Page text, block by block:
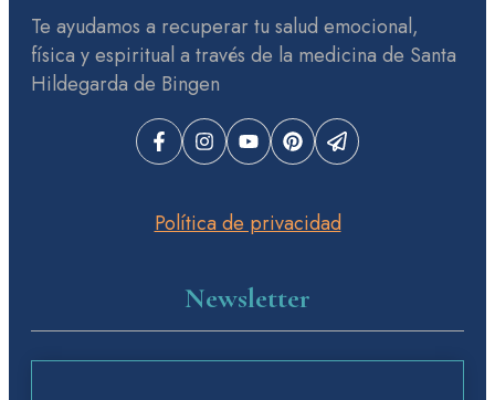
Te ayudamos a recuperar tu salud emocional,
física y espiritual a través de la medicina de Santa
Hildegarda de Bingen
Política de privacidad
Newsletter